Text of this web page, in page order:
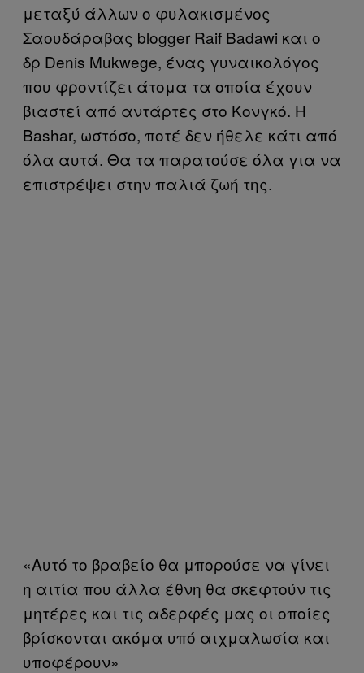
μεταξύ άλλων ο φυλακισμένος
Σαουδάραβας blogger Raif Badawi και ο
δρ Denis Mukwege, ένας γυναικολόγος
που φροντίζει άτομα τα οποία έχουν
βιαστεί από αντάρτες στο Κονγκό. Η
Bashar, ωστόσο, ποτέ δεν ήθελε κάτι από
όλα αυτά. Θα τα παρατούσε όλα για να
επιστρέψει στην παλιά ζωή της.
«Αυτό το βραβείο θα μπορούσε να γίνει
η αιτία που άλλα έθνη θα σκεφτούν τις
μητέρες και τις αδερφές μας οι οποίες
βρίσκονται ακόμα υπό αιχμαλωσία και
υποφέρουν»